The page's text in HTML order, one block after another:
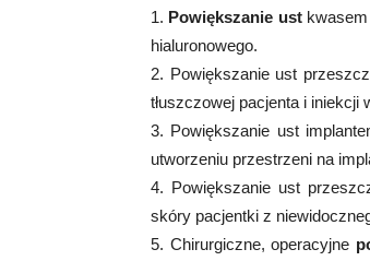
1. Powiększanie ustkwasem
hialuronowego.
2. Powiększanie ust
tłuszczowej pacjenta i iniekcji
3. Powiększanie ust
utworzeniu przestrzeni na
4. Powiększanie ust
skóry pacjentki z
5. Chirurgiczne, operacyjne